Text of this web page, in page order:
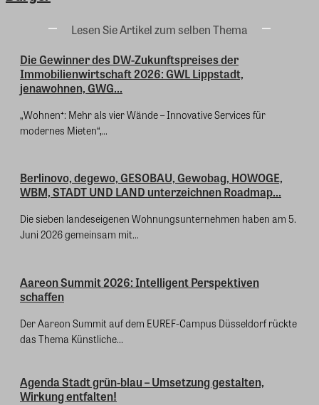
Lesen Sie Artikel zum selben Thema
Die Gewinner des DW-Zukunftspreises der
Immobilienwirtschaft 2026: GWL Lippstadt,
jenawohnen, GWG...
„Wohnen⁺: Mehr als vier Wände – Innovative Services für
modernes Mieten“,...
Berlinovo, degewo, GESOBAU, Gewobag, HOWOGE,
WBM, STADT UND LAND unterzeichnen Roadmap...
Die sieben landeseigenen Wohnungsunternehmen haben am 5.
Juni 2026 gemeinsam mit...
Aareon Summit 2026: Intelligent Perspektiven
schaffen
Der Aareon Summit auf dem EUREF-Campus Düsseldorf rückte
das Thema Künstliche...
Agenda Stadt grün-blau – Umsetzung gestalten,
Wirkung entfalten!